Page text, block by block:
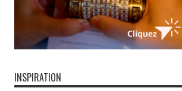
INSPIRATION